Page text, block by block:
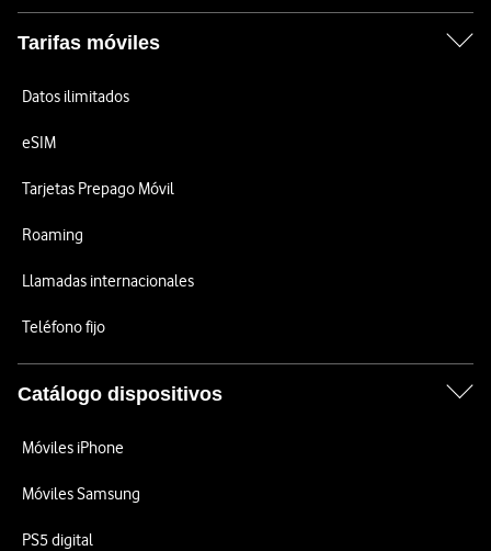
Tarifas móviles
Datos ilimitados
eSIM
Tarjetas Prepago Móvil
Roaming
Llamadas internacionales
Teléfono fijo
Catálogo dispositivos
Móviles iPhone
Móviles Samsung
PS5 digital